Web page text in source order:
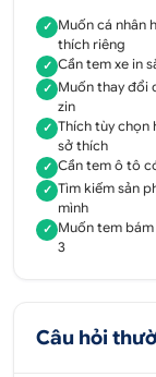
✓ Muốn cá nhân
thích riêng
✓ Cần tem xe in
✓ Muốn thay đổi
zin
✓ Thích tùy chọn
sở thích
✓ Cần tem ô tô
✓ Tìm kiếm sản
mình
✓ Muốn tem
3
Câu hỏi